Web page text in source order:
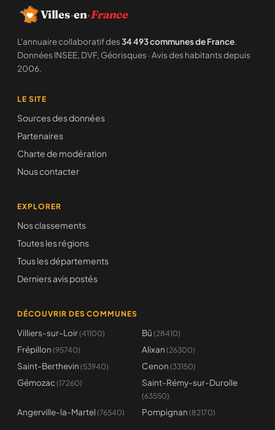
Villes·en·France
L'annuaire collaboratif des34 493 communes de France.
Données INSEE, DVF, Géorisques · Avis des habitants depuis
2006.
LE SITE
Sources des données
Partenaires
Charte de modération
Nous contacter
EXPLORER
Nos classements
Toutes les régions
Tous les départements
Derniers avis postés
DÉCOUVRIR DES COMMUNES
Villiers-sur-Loir(41100) Bû (28410)
Frépillon (95740) Alixan (26300)
Saint-Berthevin (53940) Cenon (33150)
Gémozac (17260) Saint-Rémy-sur-Durolle
(63550)
Angerville-la-Martel (76540) Pompignan (82170)